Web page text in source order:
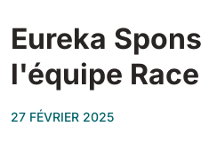
550 mm
1055 mm
Rider 1201
Eureka
l'équipe
27 FÉVRIER 2025